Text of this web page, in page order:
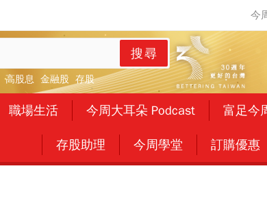
搜尋
高股息 金融股 存股
職場生活 今周大耳朵 Podcast 富足今
存股助理 今周學堂 訂購優惠